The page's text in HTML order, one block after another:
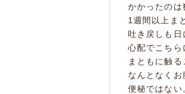
かかったのは
1週間以上ま
吐き戻しも
心配でこちら
まともに触る
なんとなく
便秘ではない